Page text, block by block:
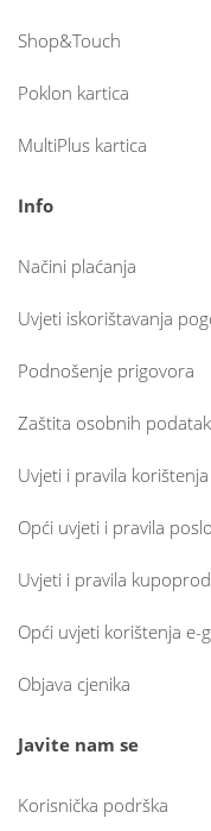
Shop&Touch
Poklon kartica
MultiPlus kartica
Info
Načini plaćanja
Uvjeti iskorištavanja
Podnošenje prigovora
Zaštita osobnih
Uvjeti i pravila
Opći uvjeti i pravila
Uvjeti i pravila
Opći uvjeti korištenja e-
Objava cjenika
Javite nam se
Korisnička podrška